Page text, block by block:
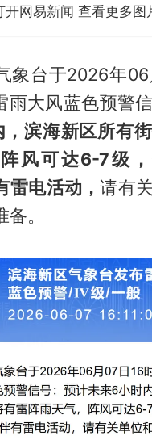
开网易新闻 查看更多图
象台于2026年
雨大风蓝色预警
滨海新区所有
风可达6-7级
雷电活动，请有
。